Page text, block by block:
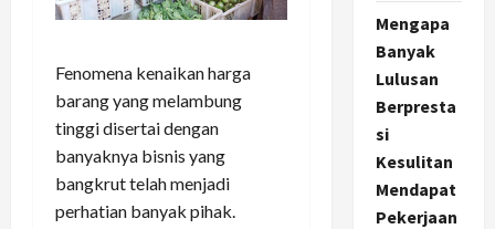
Fenomena kenaikan harga
barang yang melambung
tinggi disertai dengan
banyaknya bisnis yang
bangkrut telah menjadi
perhatian banyak pihak.
Mengapa
Banyak
Lulusan
Berpresta
si
Kesulitan
Mendapat
Pekerjaan